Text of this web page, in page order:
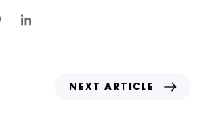
NEXT ARTICLE